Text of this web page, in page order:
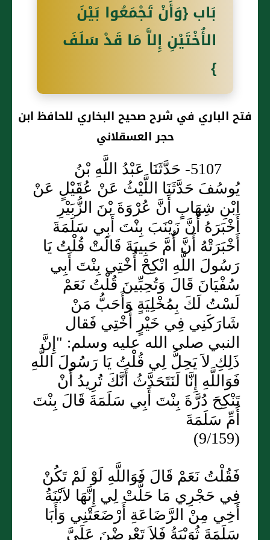
بَاب {وَأَنْ تَجْمَعُوا بَيْنَ
الأُخْتَيْنِ إِلاَّ مَا قَدْ سَلَفَ
}
فتح الباري في شرح صحيح البخاري للحافظ ابن
حجر العسقلاني
5107- حَدَّثَنَا عَبْدُ اللَّهِ بْنُ
يُوسُفَ حَدَّثَنَا اللَّيْثُ عَنْ عُقَيْلٍ عَنْ
ابْنِ شِهَابٍ أَنَّ عُرْوَةَ بْنَ الزُّبَيْرِ
أَخْبَرَهُ أَنَّ زَيْنَبَ بِنْتَ أَبِي سَلَمَةَ
أَخْبَرَتْهُ أَنَّ أُمَّ حَبِيبَةَ قَالَتْ قُلْتُ يَا
رَسُولَ اللَّهِ انْكِحْ أُخْتِي بِنْتَ أَبِي
سُفْيَانَ قَالَ وَتُحِبِّينَ قُلْتُ نَعَمْ
لَسْتُ لَكَ بِمُخْلِيَةٍ وَأَحَبُّ مَنْ
شَارَكَنِي فِي خَيْرٍ أُخْتِي فَقال
النبي صلى الله عليه وسلم: "إِنَّ
ذَلِكِ لاَ يَحِلُّ لِي قُلْتُ يَا رَسُولَ اللَّهِ
فَوَاللَّهِ إِنَّا لَنَتَحَدَّثُ أَنَّكَ تُرِيدُ أَنْ
تَنْكِحَ دُرَّةَ بِنْتَ أَبِي سَلَمَةَ قَالَ بِنْتَ
أُمِّ سَلَمَةَ
(9/159)
فَقُلْتُ نَعَمْ قَالَ فَوَاللَّهِ لَوْ لَمْ تَكُنْ
فِي حَجْرِي مَا حَلَّتْ لِي إِنَّهَا لاَبْنَةُ
أَخِي مِنْ الرَّضَاعَةِ أَرْضَعَتْنِي وَأَبَا
سَلَمَةَ ثُوَيْبَةُ فَلاَ تَعْرِضْنَ عَلَيَّ